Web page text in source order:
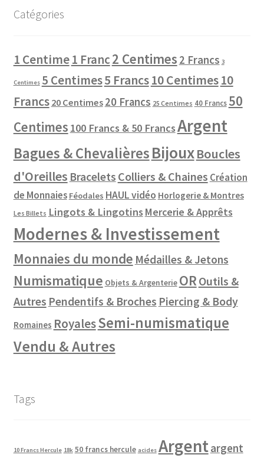
Catégories
1 Centime1 Franc2 Centimes 2 Francs 3
Centimes 5 Centimes5 Francs10 Centimes10
Francs 20 Centimes 20 Francs 25 Centimes 40 Francs 50
Centimes 100 Francs & 50 FrancsArgent
Bagues & ChevalièresBijouxBoucles
d'Oreilles Bracelets Colliers & Chaines Création
de Monnaies Féodales HAUL vidéo Horlogerie & Montres
Les Billets Lingots & Lingotins Mercerie & Apprêts
Modernes & Investissement
Monnaies du monde Médailles & Jetons
Numismatique Objets & Argenterie OR Outils &
Autres Pendentifs & Broches Piercing & Body
Romaines RoyalesSemi-numismatique
Vendu & Autres
Tags
10 Francs Hercule 18k 50 francs hercule acides Argentargent